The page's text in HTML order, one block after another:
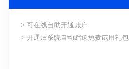
> 可在线自助开通账户
> 开通后系统自动赠送免费试用礼包